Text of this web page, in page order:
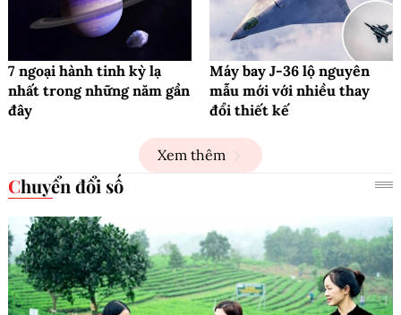
7 ngoại hành tinh kỳ lạ
nhất trong những năm gần
đây
Máy bay J-36 lộ nguyên
mẫu mới với nhiều thay
đổi thiết kế
Xem thêm
Chuyển đổi số